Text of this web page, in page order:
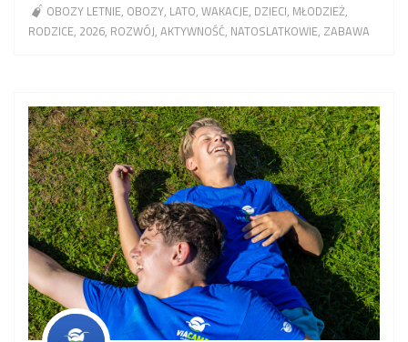
OBOZY LETNIE OBOZY LATO WAKACJE DZIECI MŁODZIEŻ
RODZICE 2026 ROZWÓJ AKTYWNOŚĆ NATOSLATKOWIE ZABAWA